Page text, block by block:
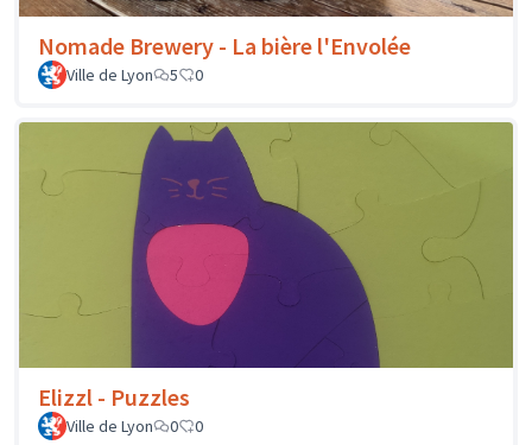
Nomade Brewery - La bière l'Envolée
Ville de Lyon 5 0
Elizzl - Puzzles
Ville de Lyon 0 0